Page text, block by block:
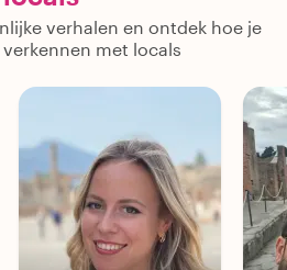
verhalen en ontdek hoe je
met locals